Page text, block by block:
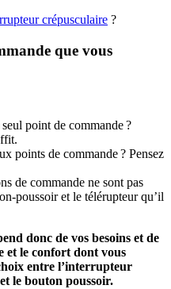
crépusculaire ?
que vous
point de commande ?
points de commande ? Pensez
de commande ne sont pas
poussoir et le télérupteur qu’il
donc de vos besoins et de
et le confort dont vous
entre l’interrupteur
le bouton poussoir.